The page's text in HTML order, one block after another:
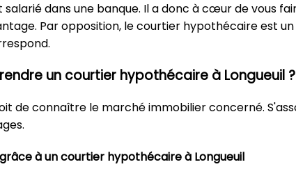
dans une banque. Il a donc à cœur de vous
Par opposition, le courtier hypothécaire est
un courtier hypothécaire à Longueuil ?
de connaître le marché immobilier concerné.
à un courtier hypothécaire à Longueuil